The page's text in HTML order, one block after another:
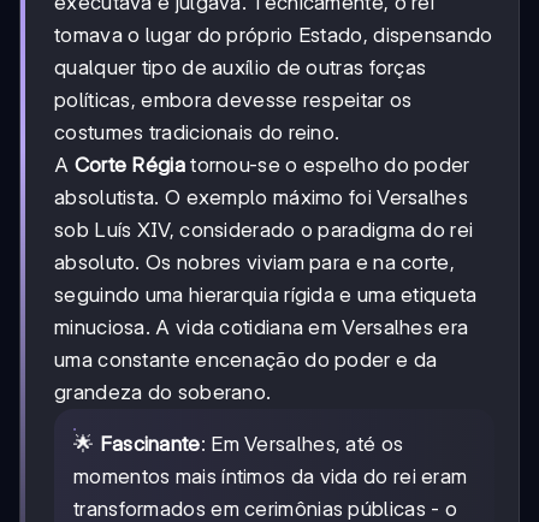
tomava o lugar do próprio Estado, dispensando
qualquer tipo de auxílio de outras forças
políticas, embora devesse respeitar os
costumes tradicionais do reino.
A Corte Régiatornou-se o espelho do poder
absolutista. O exemplo máximo foi Versalhes
sob Luís XIV, considerado o paradigma do rei
absoluto. Os nobres viviam para e na corte,
seguindo uma hierarquia rígida e uma etiqueta
minuciosa. A vida cotidiana em Versalhes era
uma constante encenação do poder e da
grandeza do soberano.
🌟 Fascinante: Em Versalhes, até os
momentos mais íntimos da vida do rei eram
transformados em cerimônias públicas - o